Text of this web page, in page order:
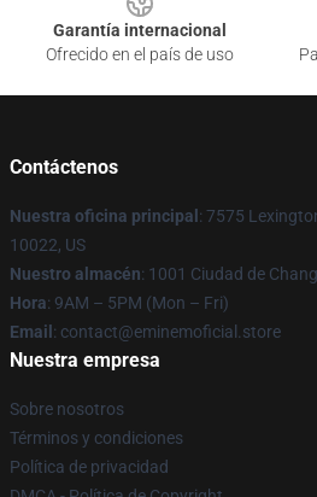
Garantía internacional
Ofrecido en el país de uso
Contáctenos
Nuestra oficina principal : 7575
10022, US
Nuestro almacén: 1001 Ciudad de
Hora: 9AM – 5PM (Mon – Fri)
Email : contact@eminemoficial.store
Nuestra empresa
Sobre nosotros
Términos y condiciones
Política de privacidad